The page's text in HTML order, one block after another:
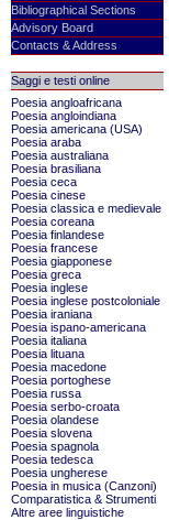
Bibliographical Sections
Advisory Board
Contacts & Address
Saggi e testi online
Poesia angloafricana
Poesia angloindiana
Poesia americana (USA)
Poesia araba
Poesia australiana
Poesia brasiliana
Poesia ceca
Poesia cinese
Poesia classica e medievale
Poesia coreana
Poesia finlandese
Poesia francese
Poesia giapponese
Poesia greca
Poesia inglese
Poesia inglese postcoloniale
Poesia iraniana
Poesia ispano-americana
Poesia italiana
Poesia lituana
Poesia macedone
Poesia portoghese
Poesia russa
Poesia serbo-croata
Poesia olandese
Poesia slovena
Poesia spagnola
Poesia tedesca
Poesia ungherese
Poesia in musica (Canzoni)
Comparatistica & Strumenti
Altre aree linguistiche